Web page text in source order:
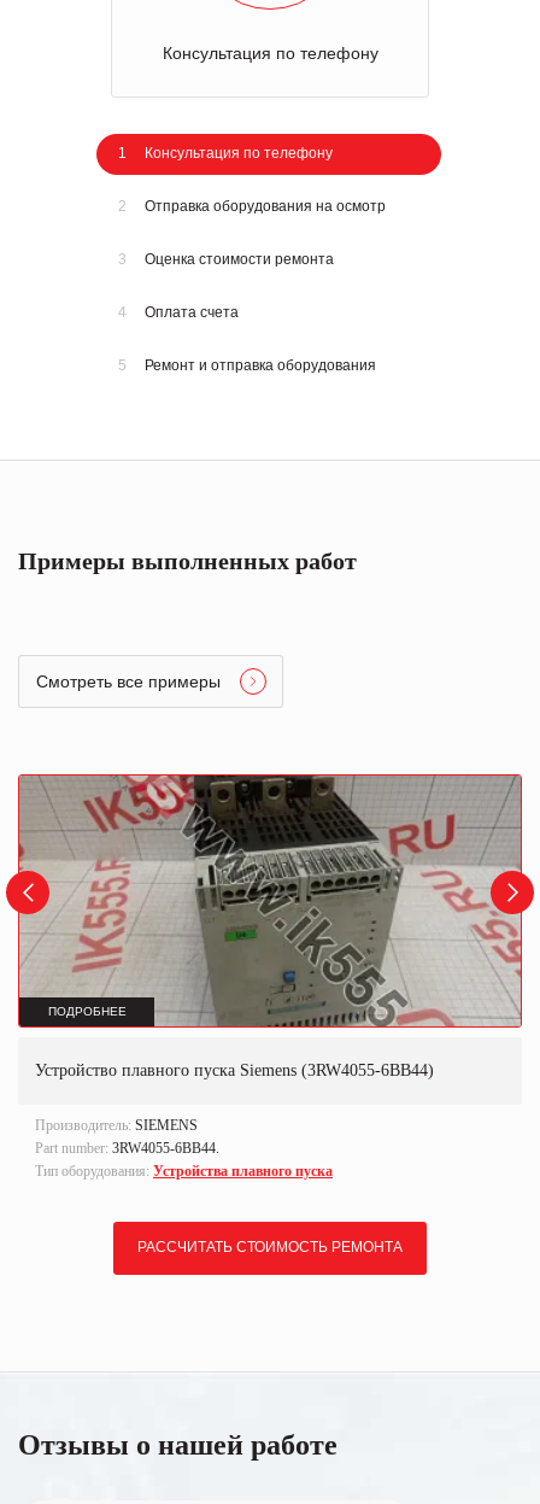
Консультация по телефону
1 Консультация по телефону
2 Отправка оборудования на осмотр
3 Оценка стоимости ремонта
4 Оплата счета
5 Ремонт и отправка оборудования
Примеры выполненных работ
Смотреть все примеры
ПОДРОБНЕЕ
Устройство плавного пуска Siemens (3RW4055-6BB44)
Производитель: SIEMENS
Part number: 3RW4055-6BB44.
Тип оборудования: Устройства плавного пуска
РАССЧИТАТЬ СТОИМОСТЬ РЕМОНТА
Отзывы о нашей работе